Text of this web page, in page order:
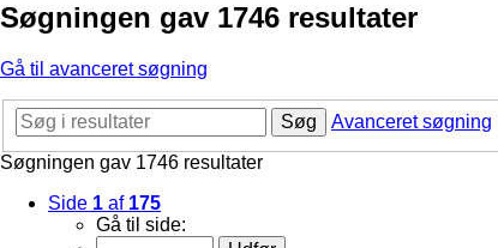
Søgningen gav 1746 resultater
Gå til avanceret søgning
Søg
Avanceret søgning
Søgningen gav 1746 resultater
Side 1 af 175
Gå til side: